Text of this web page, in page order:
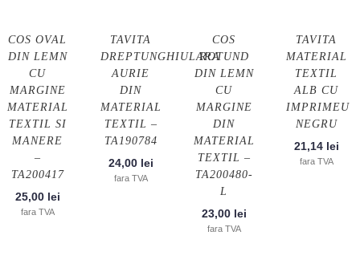
COS OVAL
DIN LEMN
CU
MARGINE
MATERIAL
TEXTIL SI
MANERE
–
TA200417
25,00 lei
fara TVA
TAVITA
DREPTUNGHIULARA
AURIE
DIN
MATERIAL
TEXTIL –
TA190784
24,00 lei
fara TVA
COS
ROTUND
DIN LEMN
CU
MARGINE
DIN
MATERIAL
TEXTIL –
TA200480-
L
23,00 lei
fara TVA
TAVITA
MATERIAL
TEXTIL
ALB CU
IMPRIMEU
NEGRU
21,14 lei
fara TVA